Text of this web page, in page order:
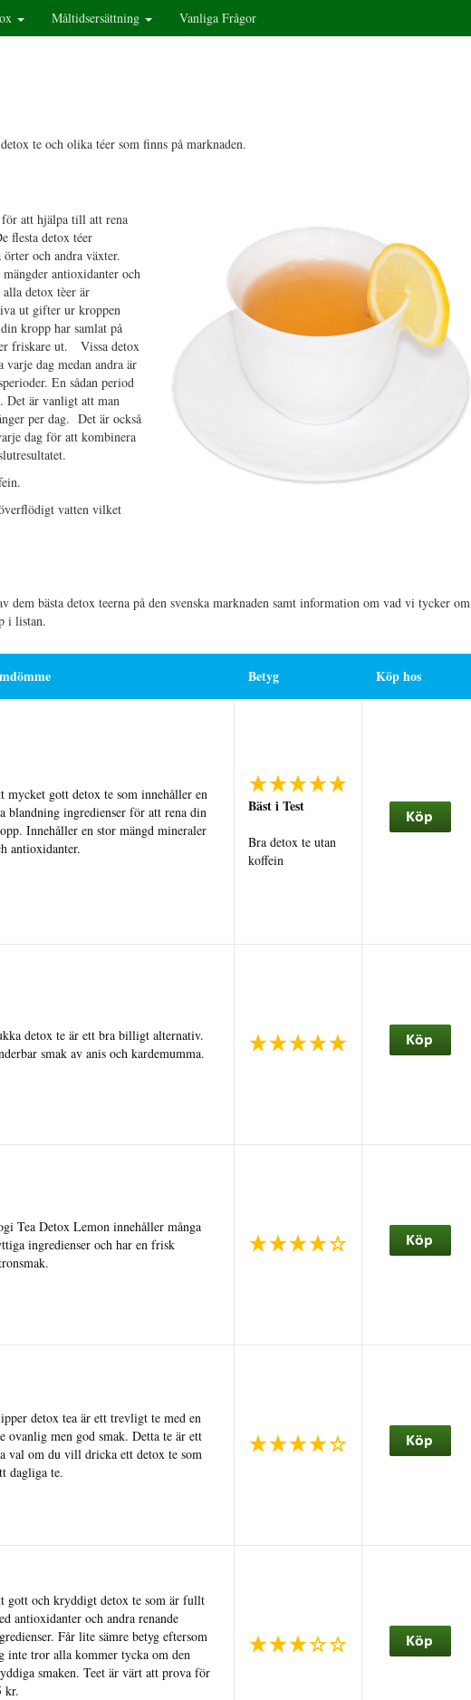
Måltidsersättning Vanliga Frågor
te och olika téer som finns på marknaden.
att hjälpa till att rena
flesta detox téer
och andra växter.
antioxidanter och
detox tèer är
ut gifter ur kroppen
kropp har samlat på
friskare ut. Vissa detox
dag medan andra är
En sådan period
Det är vanligt att man
per dag. Det är också
dag för att kombinera
vatten vilket
dem bästa detox teerna på den svenska marknaden samt information om vad vi tycker om
i listan.
Betyg Köp hos
mycket gott detox te som innehåller en
blandning ingredienser för att rena din
Innehåller en stor mängd mineraler
antioxidanter.
Bäst i Test
Bra detox te utan
koffein
detox te är ett bra billigt alternativ.
smak av anis och kardemumma.
Tea Detox Lemon innehåller många
ingredienser och har en frisk
detox tea är ett trevligt te med en
ovanlig men god smak. Detta te är ett
val om du vill dricka ett detox te som
dagliga te.
gott och kryddigt detox te som är fullt
antioxidanter och andra renande
Får lite sämre betyg eftersom
inte tror alla kommer tycka om den
smaken. Teet är värt att prova för
kr.